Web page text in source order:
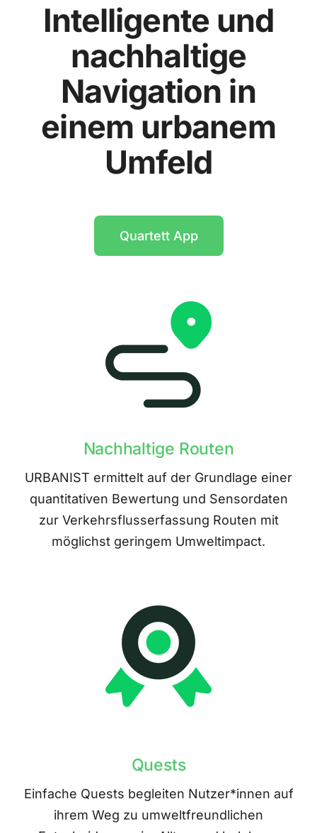
Intelligente und
nachhaltige
Navigation in
einem urbanem
Umfeld
Quartett App
Nachhaltige Routen
URBANIST ermittelt auf der Grundlage einer
quantitativen Bewertung und Sensordaten
zur Verkehrsflusserfassung Routen mit
möglichst geringem Umweltimpact.
Quests
Einfache Quests begleiten Nutzer*innen auf
ihrem Weg zu umweltfreundlichen